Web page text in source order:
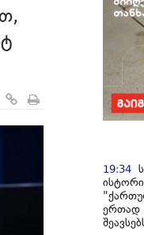
19:34
ერთად